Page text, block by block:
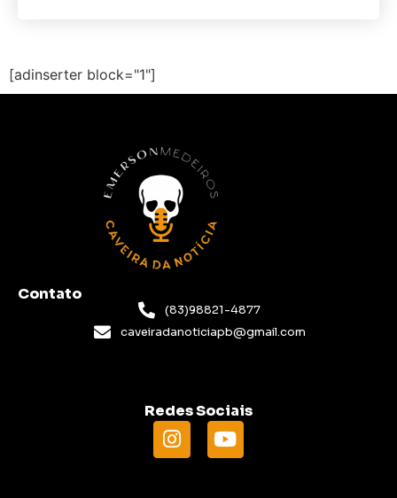
[adinserter block="1"]
Contato
(83)98821-4877
caveiradanoticiapb@gmail.com
Redes Sociais